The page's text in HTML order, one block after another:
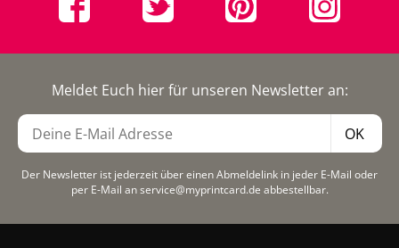
Meldet Euch hier für unseren Newsletter an:
OK
Der Newsletter ist jederzeit über einen Abmeldelink in jeder E-Mail oder
per E-Mail an service@myprintcard.de abbestellbar.